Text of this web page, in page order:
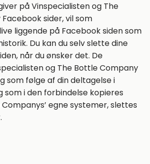
på Vinspecialisten og The
sider, vil som
liggende på Facebook siden som
Du kan du selv slette dine
når du ønsker det. De
og The Bottle Company
som følge af din deltagelse i
som i den forbindelse kopieres
egne systemer, slettes